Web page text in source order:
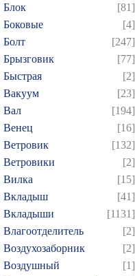
Блок
[81]
Боковые
[4]
Болт
[247]
Брызговик
[77]
Быстрая
[2]
Вакуум
[23]
Вал
[194]
Венец
[16]
Ветровик
[132]
Ветровики
[2]
Вилка
[15]
Вкладыш
[41]
Вкладыши
[1131]
Влагоотделитель
[2]
Воздухозаборник
[2]
Воздушный
[1]